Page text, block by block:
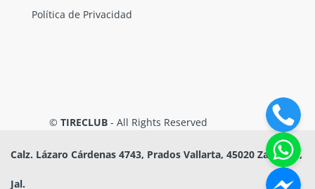
Política de Privacidad
© TIRECLUB - All Rights Reserved
Calz. Lázaro Cárdenas 4743, Prados Vallarta, 45020 Zapopan,
Jal.